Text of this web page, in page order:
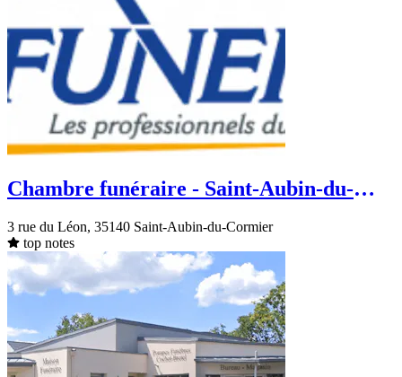
Chambre funéraire - Saint-Aubin-du-
3 rue du Léon, 35140 Saint-Aubin-du-Cormier
top notes